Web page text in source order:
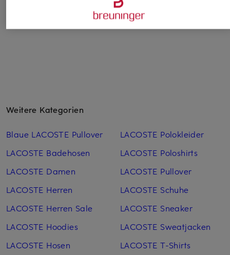
Weitere Kategorien
Blaue LACOSTE Pullover
LACOSTE Badehosen
LACOSTE Damen
LACOSTE Herren
LACOSTE Herren Sale
LACOSTE Hoodies
LACOSTE Hosen
LACOSTE Polokleider
LACOSTE Poloshirts
LACOSTE Pullover
LACOSTE Schuhe
LACOSTE Sneaker
LACOSTE Sweatjacken
LACOSTE T-Shirts